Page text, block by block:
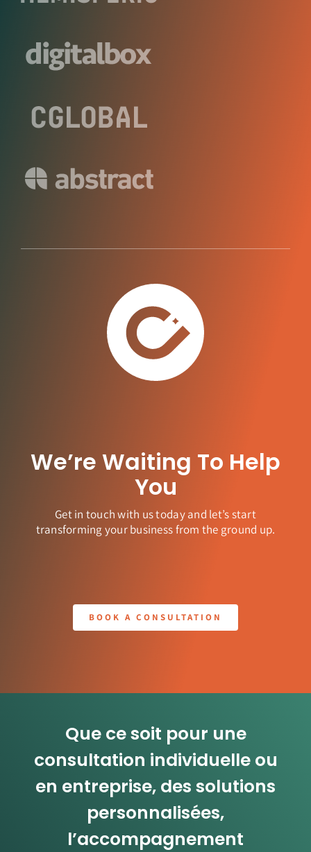
We’re Waiting To Help
You
Get in touch with us today and let’s start
transforming your business from the ground up.
BOOK A CONSULTATION
Que ce soit pour une
consultation individuelle ou
en entreprise, des solutions
personnalisées,
l’accompagnement